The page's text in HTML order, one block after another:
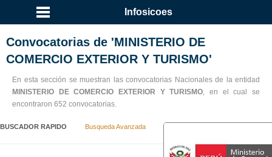
Infosicoes
Convocatorias de 'MINISTERIO DE
COMERCIO EXTERIOR Y TURISMO'
En esta sección se muestran las convocatorias Nacionales de la entidad
MINISTERIO DE COMERCIO EXTERIOR Y TURISMO, en el cual se
encontraron 652 convocatorias.
BUSCADOR RAPIDO Busqueda Avanzada